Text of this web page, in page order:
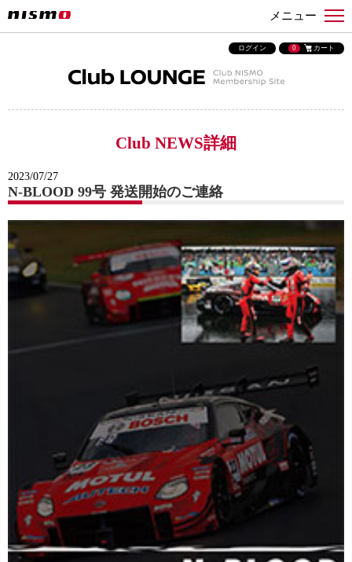
メニュー
ログイン 0 カート
Club NEWS詳細
2023/07/27
N-BLOOD 99号 発送開始のご連絡